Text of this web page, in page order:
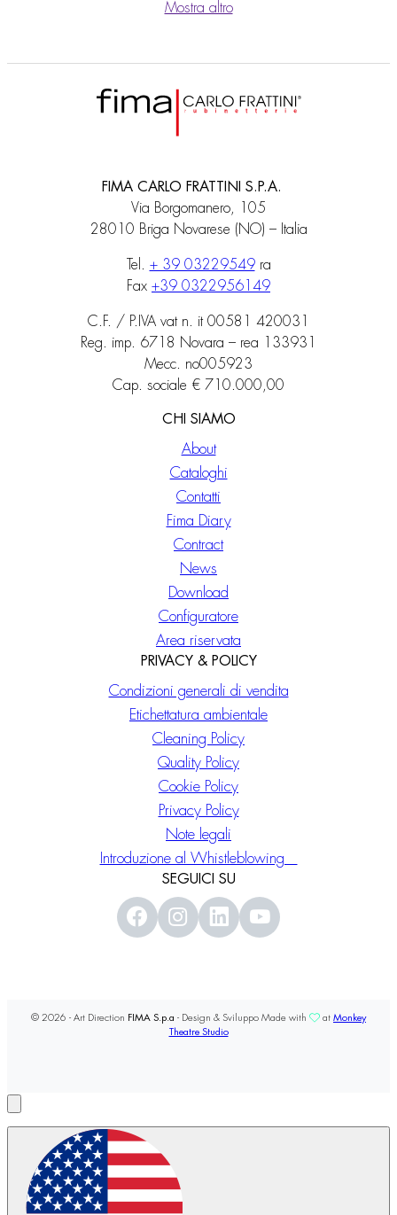
Mostra altro
FIMA CARLO FRATTINI S.P.A.
Via Borgomanero, 105
28010 Briga Novarese (NO) – Italia
Tel. + 39 03229549ra
Fax +39 0322956149
C.F. / P.IVA vat n. it 00581 420031
Reg. imp. 6718 Novara – rea 133931
Mecc. no005923
Cap. sociale € 710.000,00
CHI SIAMO
About
Cataloghi
Contatti
Fima Diary
Contract
News
Download
Configuratore
Area riservata
PRIVACY & POLICY
Condizioni generali di vendita
Etichettatura ambientale
Cleaning Policy
Quality Policy
Cookie Policy
Privacy Policy
Note legali
Introduzione al Whistleblowing
SEGUICI SU
© 2026 - Art Direction FIMA S.p.a - Design & Sviluppo Made with at Monkey
Theatre Studio